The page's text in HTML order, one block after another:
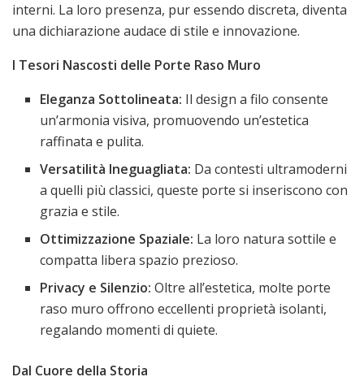
interni. La loro presenza, pur essendo discreta, diventa
una dichiarazione audace di stile e innovazione.
I Tesori Nascosti delle Porte Raso Muro
Eleganza Sottolineata: Il design a filo consente
un’armonia visiva, promuovendo un’estetica
raffinata e pulita.
Versatilità Ineguagliata: Da contesti ultramoderni
a quelli più classici, queste porte si inseriscono con
grazia e stile.
Ottimizzazione Spaziale: La loro natura sottile e
compatta libera spazio prezioso.
Privacy e Silenzio: Oltre all’estetica, molte porte
raso muro offrono eccellenti proprietà isolanti,
regalando momenti di quiete.
Dal Cuore della Storia